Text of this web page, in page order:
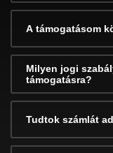
A támogatásom
Milyen jogi
támogatásra?
Tudtok számlát